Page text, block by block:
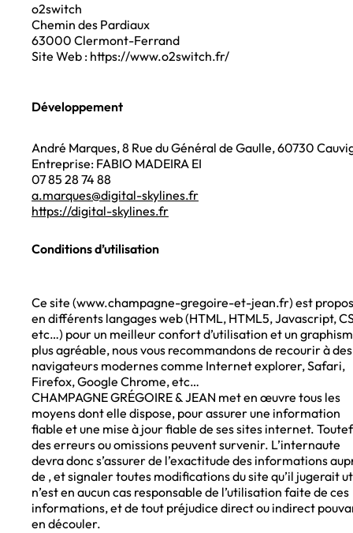
o2switch
Chemin des Pardiaux
63000 Clermont-Ferrand
Site Web : https://www.o2switch.fr/
Développement
André Marques, 8 Rue du Général de Gaulle, 60730
Entreprise: FABIO MADEIRA EI
07 85 28 74 88
a.marques@digital-skylines.fr
https://digital-skylines.fr
Conditions d’utilisation
Ce site (www.champagne-gregoire-et-jean.fr) est
en différents langages web (HTML, HTML5, Javascript,
etc…) pour un meilleur confort d’utilisation et un
plus agréable, nous vous recommandons de recourir à des
navigateurs modernes comme Internet explorer, Safari,
Firefox, Google Chrome, etc…
CHAMPAGNE GRÉGOIRE & JEAN met en œuvre tous les
moyens dont elle dispose, pour assurer une information
fiable et une mise à jour fiable de ses sites internet.
des erreurs ou omissions peuvent survenir. L’internaute
devra donc s’assurer de l’exactitude des informations
de , et signaler toutes modifications du site qu’il jugerait
n’est en aucun cas responsable de l’utilisation faite de ces
informations, et de tout préjudice direct ou indirect
en découler.